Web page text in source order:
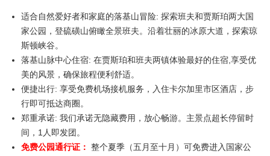
适合自然爱好者和家庭的落基山冒险: 探索班夫和贾斯珀两大国
家公园，登硫磺山俯瞰全景班夫。沿着壮丽的冰原大道，探索琼
斯顿峡谷。
落基山脉中心住宿: 在贾斯珀和班夫两镇体验最好的住宿,享受优
美的风景，确保旅程便利舒适。
便捷出行: 享受免费机场接机服务，入住卡尔加里市区酒店，步
行即可抵达商圈。
郑重承诺: 我们承诺无隐藏费用，放心畅游。主景点超长停留时
间，1人即发团。
免费公园通行证： 整个夏季（五月至十月）可免费进入国家公